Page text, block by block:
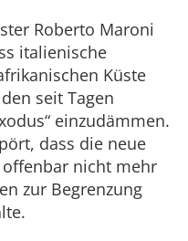
Roberto Maroni
italienische
Küste
seit Tagen
einzudämmen.
dass die neue
nicht mehr
zur Begrenzung